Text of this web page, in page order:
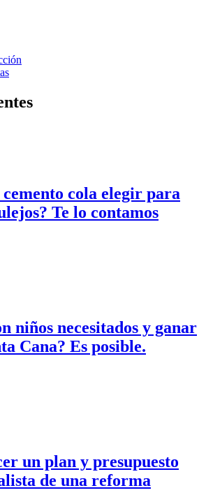
cemento cola elegir para
Te lo contamos
niños necesitados y ganar
Cana? Es posible.
un plan y presupuesto
de una reforma